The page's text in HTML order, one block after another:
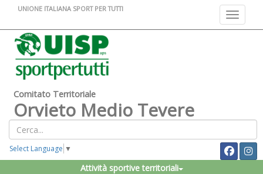
Toggle
UNIONE ITALIANA SPORT PER TUTTI
Comitato Territoriale
Orvieto Medio Tevere
Select Language ▼
Attività sportive territoriali